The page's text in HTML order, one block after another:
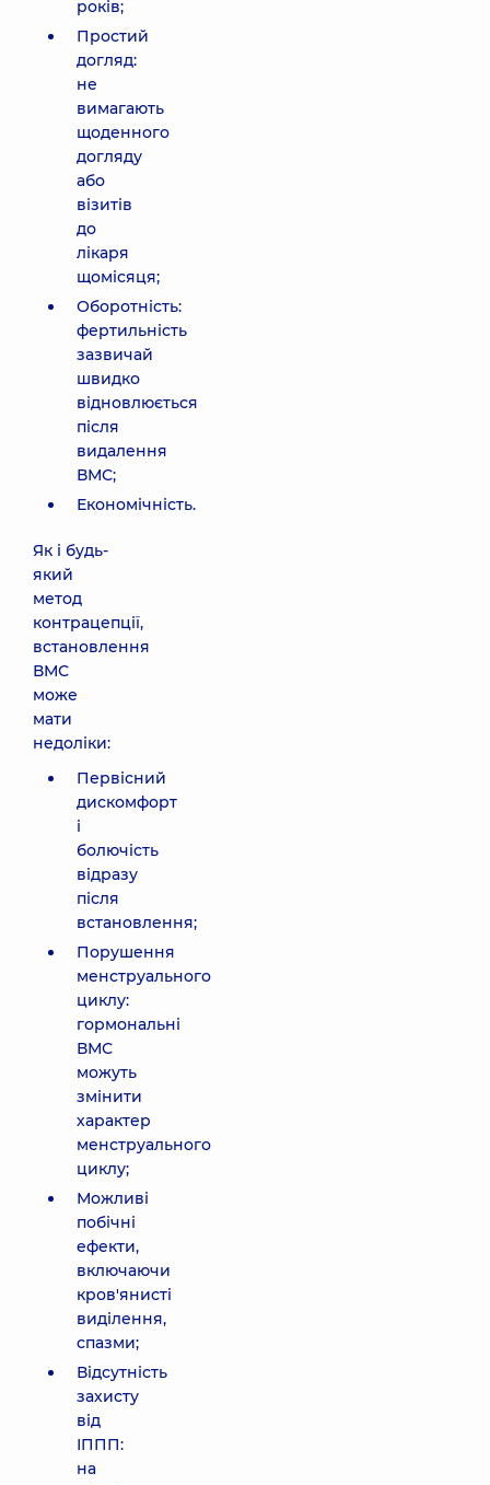
років;
Простий
догляд:
не
вимагають
щоденного
догляду
або
візитів
до
лікаря
щомісяця;
Оборотність:
фертильність
зазвичай
швидко
відновлюється
після
видалення
ВМС;
Економічність.
Як і будь-
який
метод
контрацепції,
встановлення
ВМС
може
мати
недоліки:
Первісний
дискомфорт
і
болючість
відразу
після
встановлення;
Порушення
менструального
циклу:
гормональні
ВМС
можуть
змінити
характер
менструального
циклу;
Можливі
побічні
ефекти,
включаючи
кров'янисті
виділення,
спазми;
Відсутність
захисту
від
ІППП:
на